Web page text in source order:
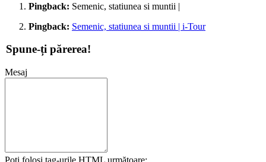
Pingback: Semenic, statiunea si muntii |
Pingback: Semenic, statiunea si muntii | i-Tour
Spune-ți părerea!
Mesaj
Poți folosi tag-urile HTML următoare: